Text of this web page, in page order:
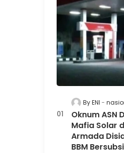
By ENI
Oknum ASN
Mafia Solar
Armada
BBM